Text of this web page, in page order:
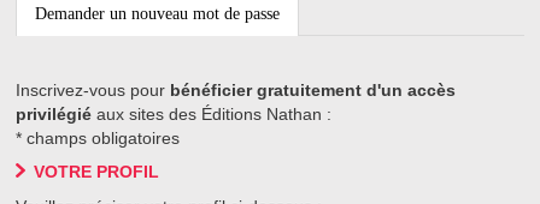
Demander un nouveau mot de passe
Inscrivez-vous pour bénéficier gratuitement d'un accès
privilégié aux sites des Éditions Nathan :
* champs obligatoires
VOTRE PROFIL